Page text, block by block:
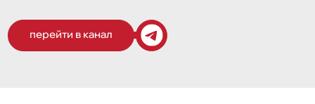
перейти в канал